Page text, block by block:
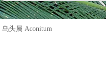
乌头属 Aconitum